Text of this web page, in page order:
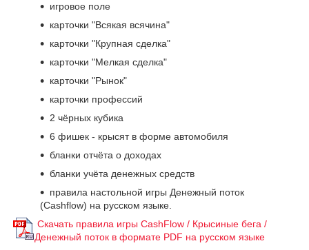
игровое поле
карточки "Всякая всячина"
карточки "Крупная сделка"
карточки "Мелкая сделка"
карточки "Рынок"
карточки профессий
2 чёрных кубика
6 фишек - крысят в форме автомобиля
бланки отчёта о доходах
бланки учёта денежных средств
правила настольной игры Денежный поток
(Cashflow) на русском языке.
Скачать правила игры CashFlow / Крысиные бега /
Денежный поток в формате PDF на русском языке